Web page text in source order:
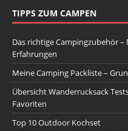
TIPPS ZUM CAMPEN
Das richtige Campingzubehör
Erfahrungen
Meine Camping Packliste –
Übersicht Wanderrucksack
Favoriten
Top 10 Outdoor Kochset